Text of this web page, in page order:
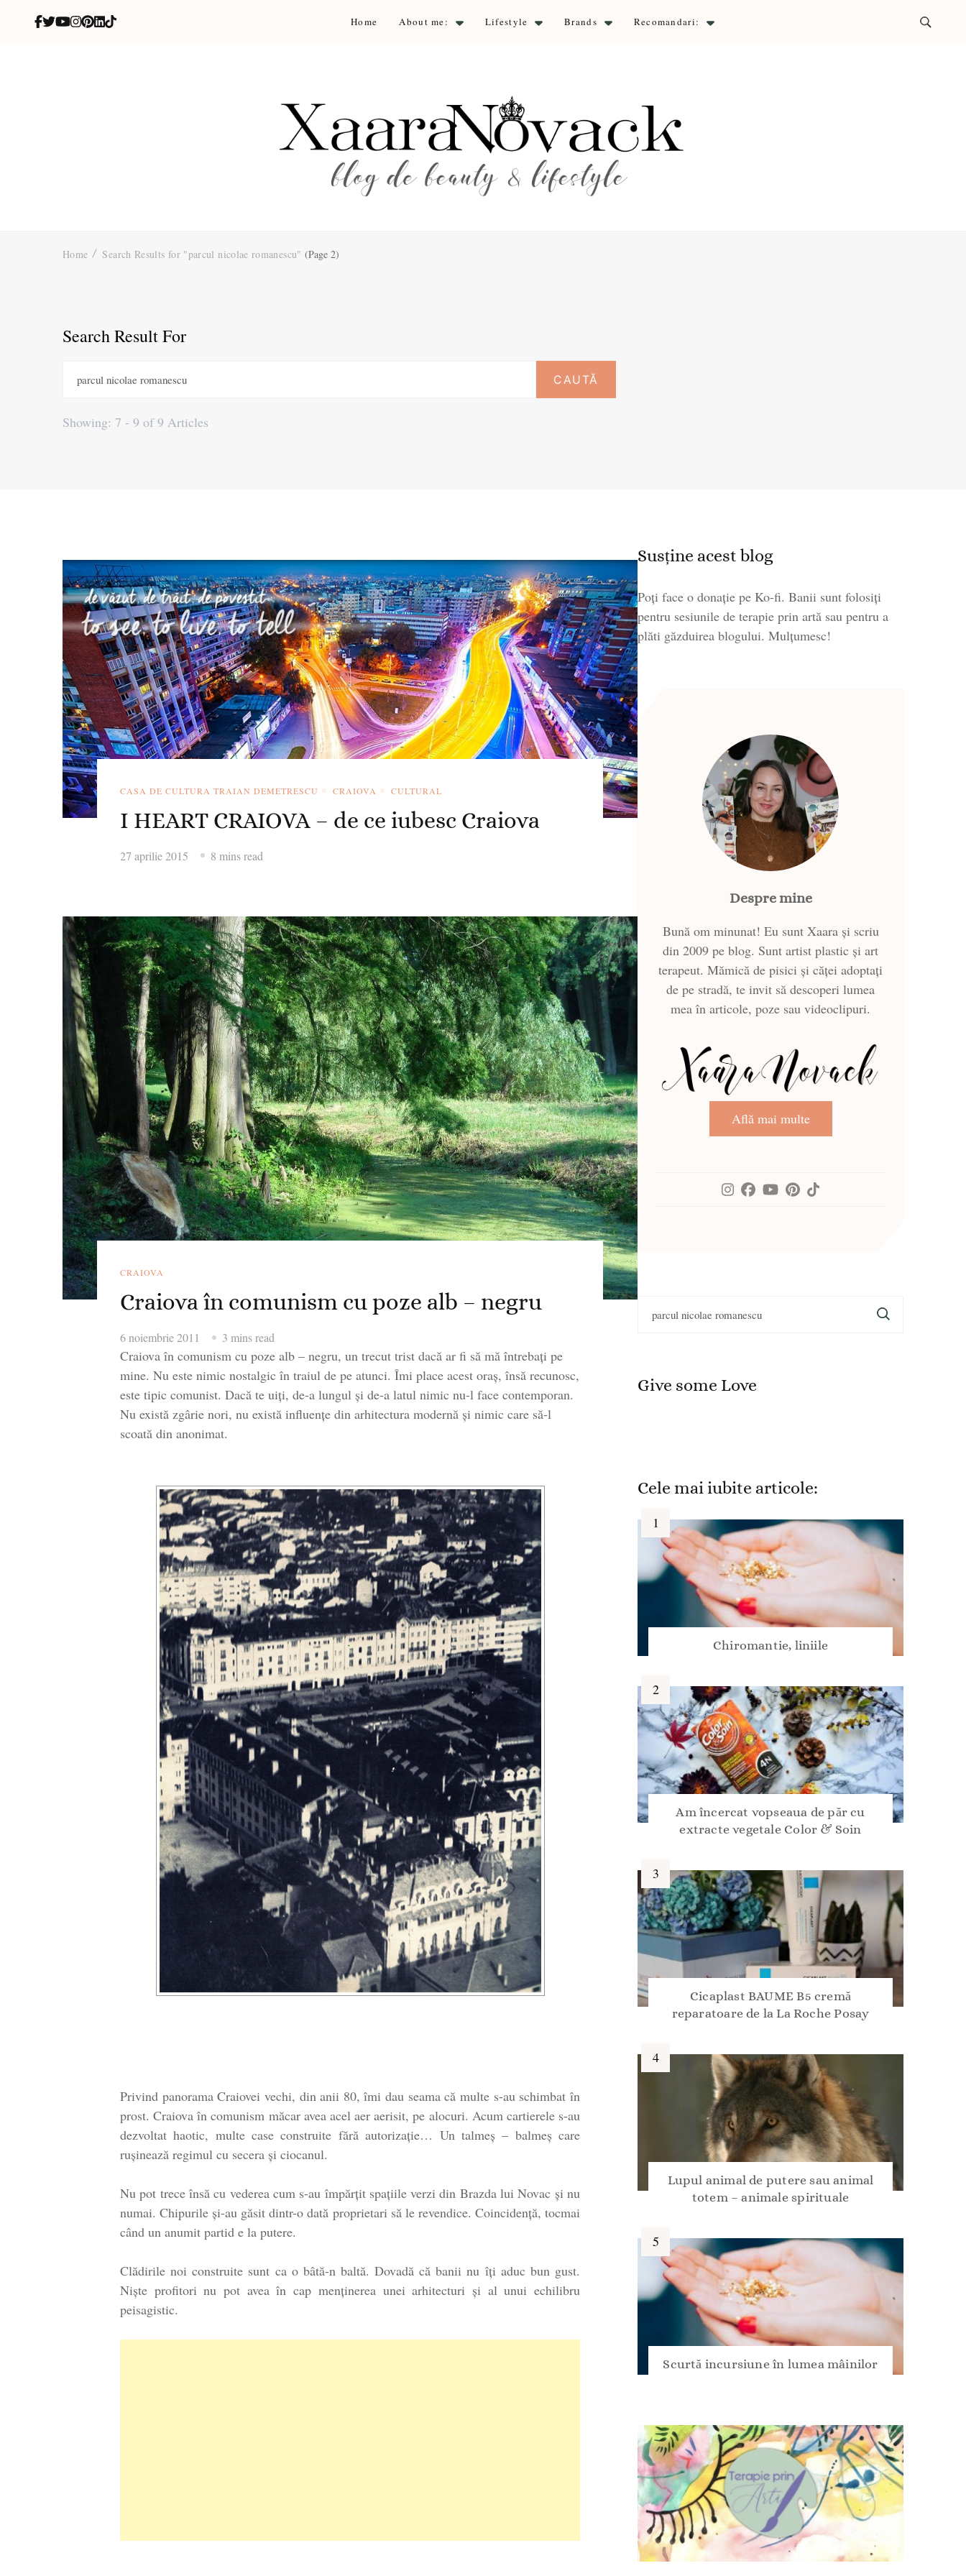
Home About me: Lifestyle Brands Recomandari:
Xaara Novack
Home Search Results for "parcul nicolae romanescu" (Page 2)
Search Result For
după:
Showing: 7 - 9 of 9 Articles
CASA DE CULTURA TRAIAN DEMETRESCU CRAIOVA CULTURAL
I HEART CRAIOVA – de ce iubesc Craiova
27 aprilie 2015 8 mins read
CRAIOVA
Craiova în comunism cu poze alb – negru
6 noiembrie 2011 3 mins read
Craiova în comunism cu poze alb – negru, un trecut trist dacă ar fi să mă întrebați pe
mine. Nu este nimic nostalgic în traiul de pe atunci. Îmi place acest oraș, însă recunosc,
este tipic comunist. Dacă te uiți, de-a lungul și de-a latul nimic nu-l face contemporan.
Nu există zgârie nori, nu există influențe din arhitectura modernă și nimic care să-l
scoată din anonimat.
Privind panorama Craiovei vechi, din anii 80, îmi dau seama că multe s-au schimbat în
prost. Craiova în comunism măcar avea acel aer aerisit, pe alocuri. Acum cartierele s-au
dezvoltat haotic, multe case construite fără autorizație… Un talmeș – balmeș care
rușinează regimul cu secera și ciocanul.
Nu pot trece însă cu vederea cum s-au împărțit spațiile verzi din Brazda lui Novac și nu
numai. Chipurile și-au găsit dintr-o dată proprietari să le revendice. Coincidență, tocmai
când un anumit partid e la putere.
Clădirile noi construite sunt ca o bâtă-n baltă. Dovadă că banii nu îți aduc bun gust.
Niște profitori nu pot avea în cap menținerea unei arhitecturi și al unui echilibru
peisagistic.
Susține acest blog
Poți face o donație pe Ko-fi. Banii sunt folosiți
pentru sesiunile de terapie prin artă sau pentru a
plăti găzduirea blogului. Mulțumesc!
Despre mine
Bună om minunat! Eu sunt Xaara și scriu
din 2009 pe blog. Sunt artist plastic și art
terapeut. Mămică de pisici și căței adoptați
de pe stradă, te invit să descoperi lumea
mea în articole, poze sau videoclipuri.
Află mai multe
Caută
după:
Give some Love
Cele mai iubite articole:
Chiromantie, liniile
Am încercat vopseaua de păr cu
extracte vegetale Color & Soin
Cicaplast BAUME B5 cremă
reparatoare de la La Roche Posay
Lupul animal de putere sau animal
totem – animale spirituale
Scurtă incursiune în lumea mâinilor